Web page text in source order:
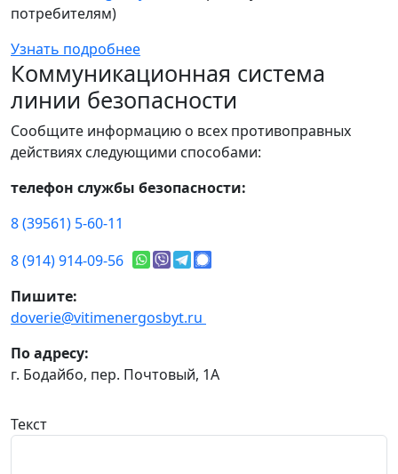
потребителям)
Узнать подробнее
Коммуникационная система
линии безопасности
Сообщите информацию о всех противоправных
действиях следующими способами:
телефон службы безопасности:
8 (39561) 5-60-11
8 (914) 914-09-56
Пишите:
doverie@vitimenergosbyt.ru
По адресу:
г. Бодайбо, пер. Почтовый, 1А
Текст